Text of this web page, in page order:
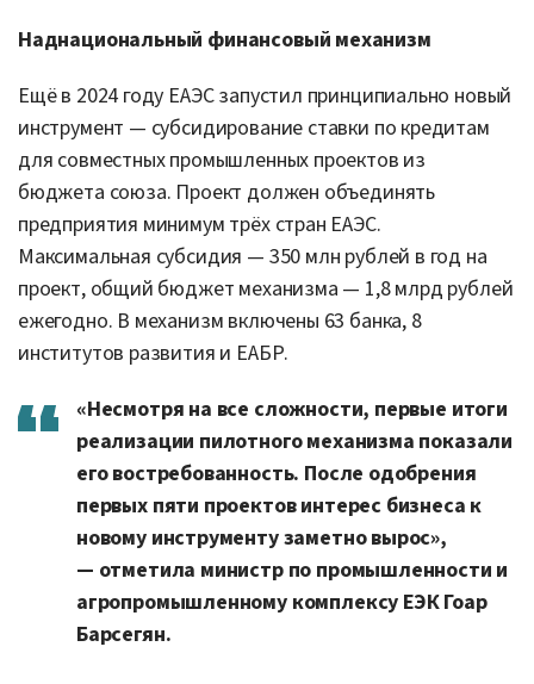
Наднациональный финансовый механизм
Ещё в 2024 году ЕАЭС запустил принципиально новый
инструмент — субсидирование ставки по кредитам
для совместных промышленных проектов из
бюджета союза. Проект должен объединять
предприятия минимум трёх стран ЕАЭС.
Максимальная субсидия — 350 млн рублей в год на
проект, общий бюджет механизма — 1,8 млрд рублей
ежегодно. В механизм включены 63 банка, 8
институтов развития и ЕАБР.
«Несмотря на все сложности, первые итоги
реализации пилотного механизма показали
его востребованность. После одобрения
первых пяти проектов интерес бизнеса к
новому инструменту заметно вырос»,
— отметила министр по промышленности и
агропромышленному комплексу ЕЭК Гоар
Барсегян.